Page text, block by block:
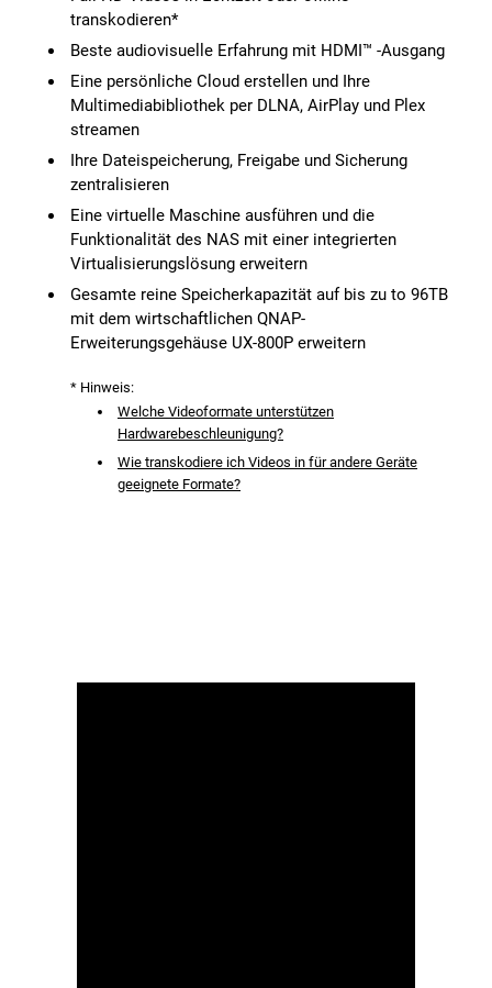
transkodieren*
Beste audiovisuelle Erfahrung mit HDMI™ -Ausgang
Eine persönliche Cloud erstellen und Ihre
Multimediabibliothek per DLNA, AirPlay und Plex
streamen
Ihre Dateispeicherung, Freigabe und Sicherung
zentralisieren
Eine virtuelle Maschine ausführen und die
Funktionalität des NAS mit einer integrierten
Virtualisierungslösung erweitern
Gesamte reine Speicherkapazität auf bis zu to 96TB
mit dem wirtschaftlichen QNAP-
Erweiterungsgehäuse UX-800P erweitern
* Hinweis:
Welche Videoformate unterstützen
Hardwarebeschleunigung?
Wie transkodiere ich Videos in für andere Geräte
geeignete Formate?